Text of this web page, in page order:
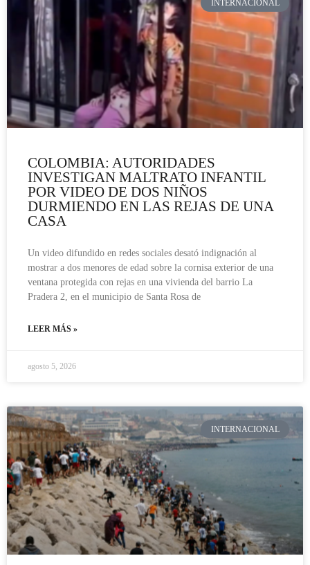
INTERNACIONAL
COLOMBIA: AUTORIDADES
INVESTIGAN MALTRATO INFANTIL
POR VIDEO DE DOS NIÑOS
DURMIENDO EN LAS REJAS DE UNA
CASA
Un video difundido en redes sociales desató indignación al
mostrar a dos menores de edad sobre la cornisa exterior de una
ventana protegida con rejas en una vivienda del barrio La
Pradera 2, en el municipio de Santa Rosa de
LEER MÁS »
agosto 5, 2026
INTERNACIONAL